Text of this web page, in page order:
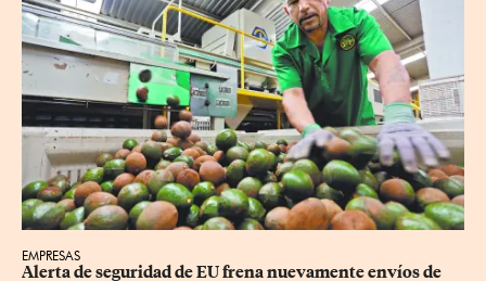
EMPRESAS
Alerta de seguridad de EU frena nuevamente envíos de